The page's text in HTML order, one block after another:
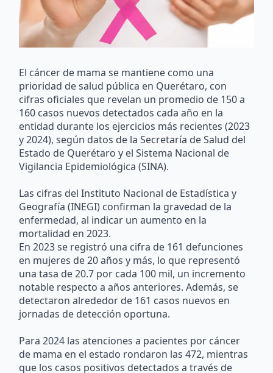
El cáncer de mama se mantiene como una
prioridad de salud pública en Querétaro, con
cifras oficiales que revelan un promedio de 150 a
160 casos nuevos detectados cada año en la
entidad durante los ejercicios más recientes (2023
y 2024), según datos de la Secretaría de Salud del
Estado de Querétaro y el Sistema Nacional de
Vigilancia Epidemiológica (SINA).
Las cifras del Instituto Nacional de Estadística y
Geografía (INEGI) confirman la gravedad de la
enfermedad, al indicar un aumento en la
mortalidad en 2023.
En 2023 se registró una cifra de 161 defunciones
en mujeres de 20 años y más, lo que representó
una tasa de 20.7 por cada 100 mil, un incremento
notable respecto a años anteriores. Además, se
detectaron alrededor de 161 casos nuevos en
jornadas de detección oportuna.
Para 2024 las atenciones a pacientes por cáncer
de mama en el estado rondaron las 472, mientras
que los casos positivos detectados a través de